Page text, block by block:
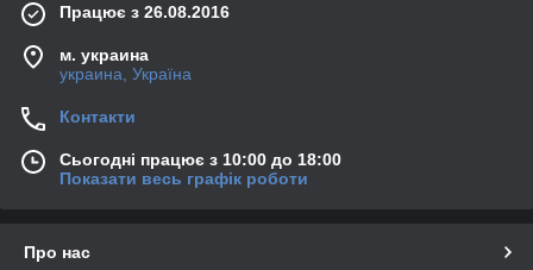
Працює з 26.08.2016
м. украина
украина, Україна
Контакти
Сьогодні працює з 10:00 до 18:00
Показати весь графік роботи
Про нас